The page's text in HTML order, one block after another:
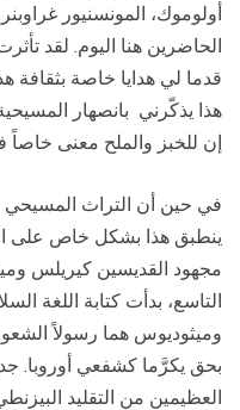
أولوموك، المونسنيور
الحاضرين هنا اليوم. لقد
قدما لي هدايا خاصة بثقافة
هذا يذكّرني بانصهار
إن للخبز والملح معنى خاصاً
في حين أن التراث المسيحي
ينطبق هذا بشكل خاص على
مجهود القديسين كيريلس
التاسع، بدأت كتابة اللغة
وميثوديوس هما رسولاً
بحق يكرَّما كشفعي أوروبا.
العظيمين من التقليد